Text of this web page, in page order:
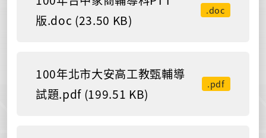
版.doc (23.50 KB)
.doc
100年北市大安高工教甄輔導
試題.pdf (199.51 KB)
.pdf